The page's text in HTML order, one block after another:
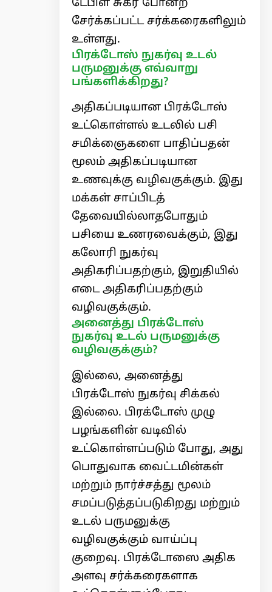
டேபிள் சுகர் போன்ற
சேர்க்கப்பட்ட சர்க்கரைகளிலும்
உள்ளது.
பிரக்டோஸ் நுகர்வு உடல்
பருமனுக்கு எவ்வாறு
பங்களிக்கிறது?
அதிகப்படியான பிரக்டோஸ்
உட்கொள்ளல் உடலில் பசி
சமிக்ஞைகளை பாதிப்பதன்
மூலம் அதிகப்படியான
உணவுக்கு வழிவகுக்கும். இது
மக்கள் சாப்பிடத்
தேவையில்லாதபோதும்
பசியை உணரவைக்கும், இது
கலோரி நுகர்வு
அதிகரிப்பதற்கும், இறுதியில்
எடை அதிகரிப்பதற்கும்
வழிவகுக்கும்.
அனைத்து பிரக்டோஸ்
நுகர்வு உடல் பருமனுக்கு
வழிவகுக்கும்?
இல்லை, அனைத்து
பிரக்டோஸ் நுகர்வு சிக்கல்
இல்லை. பிரக்டோஸ் முழு
பழங்களின் வடிவில்
உட்கொள்ளப்படும் போது, ​​அது
பொதுவாக வைட்டமின்கள்
மற்றும் நார்ச்சத்து மூலம்
சமப்படுத்தப்படுகிறது மற்றும்
உடல் பருமனுக்கு
வழிவகுக்கும் வாய்ப்பு
குறைவு. பிரக்டோஸை அதிக
அளவு சர்க்கரைகளாக